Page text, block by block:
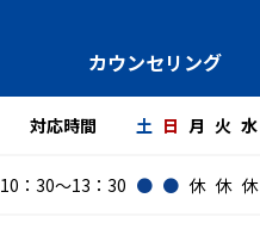
カウンセリング
対応時間 土 日 月 火 水
10：30～13：30 ● ● 休 休 休